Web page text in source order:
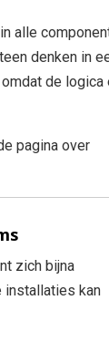
alle
denken in
de logica
pagina over
zich bijna
installaties kan